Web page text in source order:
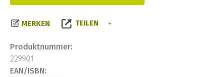
MERKEN TEILEN
Produktnummer:
229901
EAN/ISBN: